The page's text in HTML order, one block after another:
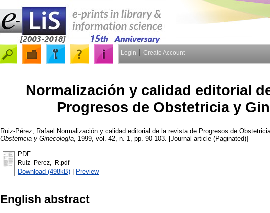
Login Create Account
Normalización y calidad editorial
Progresos de Obstetricia y
Ruiz-Pérez, Rafael Normalización y calidad editorial de la revista de Progresos de
Obstetricia y Ginecología , 1999, vol. 42, n. 1, pp. 90-103. [Journal article (Paginated)]
PDF
Ruiz_Perez,_R.pdf
Download (498kB) | Preview
English abstract